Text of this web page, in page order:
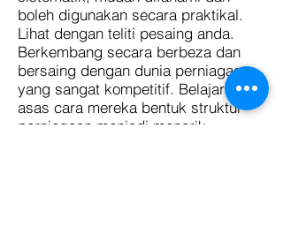
boleh digunakan secara praktikal.
Lihat dengan teliti pesaing anda.
Berkembang secara berbeza dan
bersaing dengan dunia perniagaan
yang sangat kompetitif. Belajar dari
asas cara mereka bentuk struktur
perniagaan menjadi menarik,